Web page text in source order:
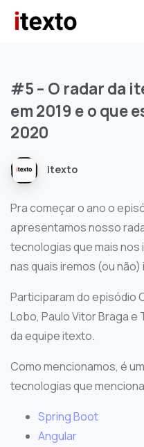
#5– O radarda
em2019 eoque
2020
itexto
Pra começar o ano o
apresentamos nosso
tecnologias que mais nos
nas quais iremos (ou não)
Participaram do episódio
Lobo, Paulo Vitor Braga
da equipe itexto.
Como mencionamos, é
tecnologias que
Spring Boot
Angular